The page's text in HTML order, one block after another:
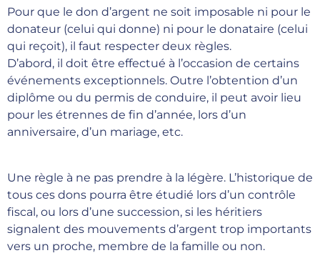
Pour que le don d’argent ne soit imposable ni pour le
donateur (celui qui donne) ni pour le donataire (celui
qui reçoit), il faut respecter deux règles.
D’abord, il doit être effectué à l’occasion de certains
événements exceptionnels. Outre l’obtention d’un
diplôme ou du permis de conduire, il peut avoir lieu
pour les étrennes de fin d’année, lors d’un
anniversaire, d’un mariage, etc.
Une règle à ne pas prendre à la légère. L’historique de
tous ces dons pourra être étudié lors d’un contrôle
fiscal, ou lors d’une succession, si les héritiers
signalent des mouvements d’argent trop importants
vers un proche, membre de la famille ou non.